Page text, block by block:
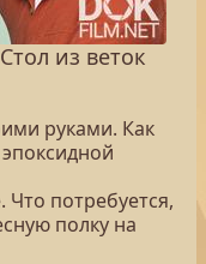
из веток
руками. Как
потребуется,
полку на